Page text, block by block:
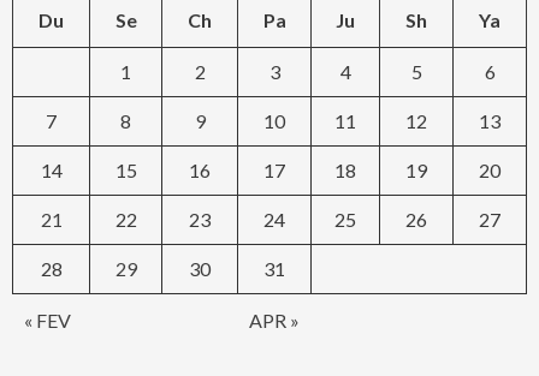
Du Se Ch Pa Ju Sh Ya
« FEV APR »
1 2 3 4 5 6
7 8 9 10 11 12 13
14 15 16 17 18 19 20
21 22 23 24 25 26 27
28 29 30 31